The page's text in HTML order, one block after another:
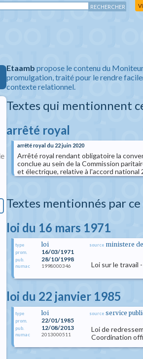
Etaamb propose le contenu du
promulgation, traité pour le rendre
contexte relationnel.
Textes qui mentionnent
arrêté royal
arrêté royal du 22 juin 2020
Arrêté royal rendant obligatoire la
conclue au sein de la Commission
et électrique, relative à l'accord national
Textes mentionnés par
loi du 16 mars 1971
type loi
prom. 16/03/1971
pub. 28/10/1998
numac 1998000346
source ministere
Loi sur le travail
loi du 22 janvier 1985
type loi
prom. 22/01/1985
pub. 12/08/2013
numac 2013000511
source service
Loi de
Coordination